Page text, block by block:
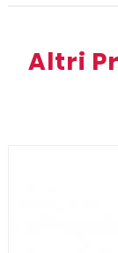
Altri